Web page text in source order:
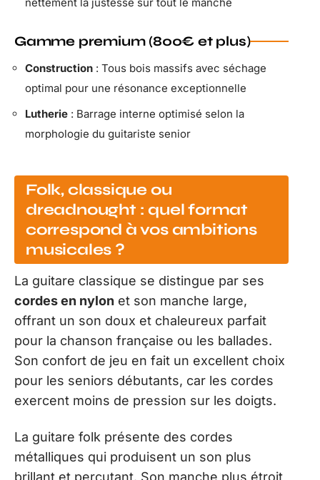
nettement la justesse sur tout le manche
Gamme premium (800€ et plus)
Construction : Tous bois massifs avec séchage
optimal pour une résonance exceptionnelle
Lutherie : Barrage interne optimisé selon la
morphologie du guitariste senior
Folk, classique ou
dreadnought : quel format
correspond à vos ambitions
musicales ?
La guitare classique se distingue par ses
cordes en nylon et son manche large,
offrant un son doux et chaleureux parfait
pour la chanson française ou les ballades.
Son confort de jeu en fait un excellent choix
pour les seniors débutants, car les cordes
exercent moins de pression sur les doigts.
La guitare folk présente des cordes
métalliques qui produisent un son plus
brillant et percutant. Son manche plus étroit